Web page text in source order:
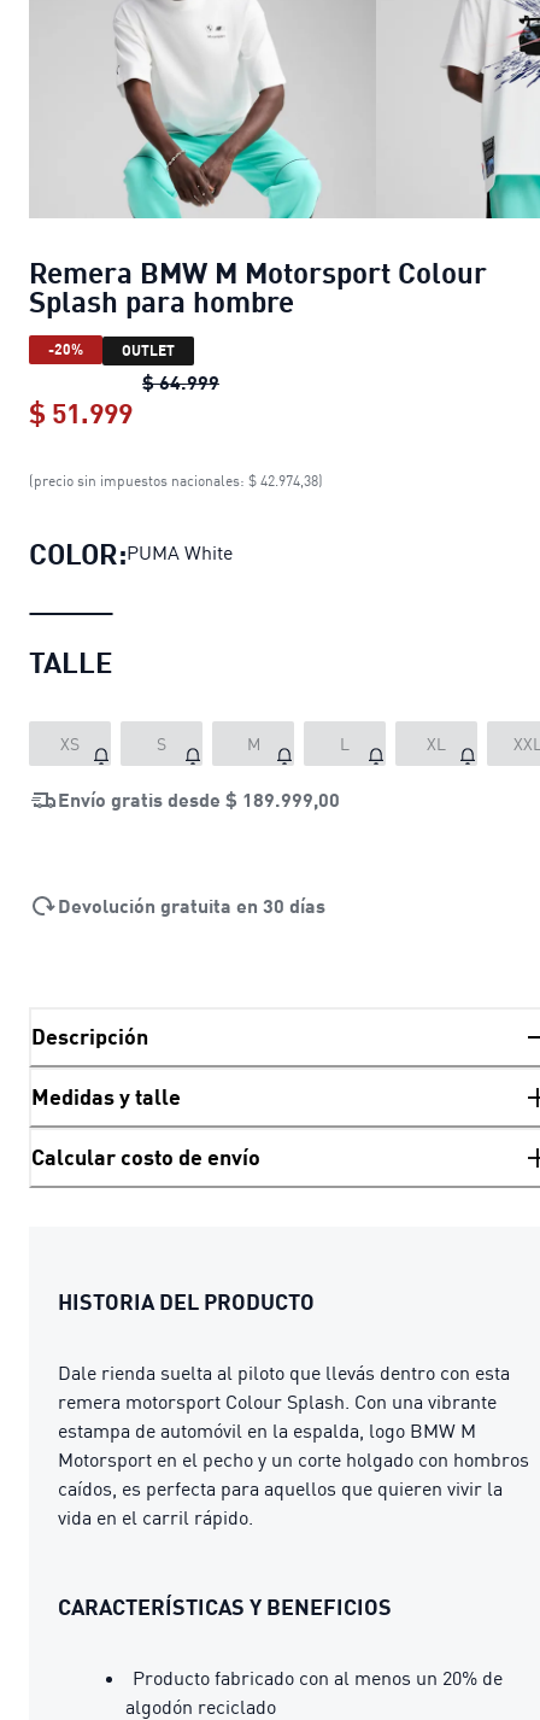
Remera BMW M Motorsport Colour
Splash para hombre
-20% OUTLET
$ 64.999Remera BMW M Motorsport Colour
$ 51.999
Remera BMW M Motorsport Colour
(precio sin impuestos nacionales: $ 42.974,38)
COLOR:PUMA White
TALLE
XS S M L XL
Envío gratis desde $ 189.999,00
Devolución gratuita en 30 días
Descripción
Medidas y talle
Calcular costo de envío
HISTORIA DEL PRODUCTO
Dale rienda suelta al piloto que llevás dentro con esta
remera motorsport Colour Splash. Con una vibrante
estampa de automóvil en la espalda, logo BMW M
Motorsport en el pecho y un corte holgado con hombros
caídos, es perfecta para aquellos que quieren vivir la
vida en el carril rápido.
CARACTERÍSTICAS Y BENEFICIOS
Producto fabricado con al menos un 20% de
algodón reciclado